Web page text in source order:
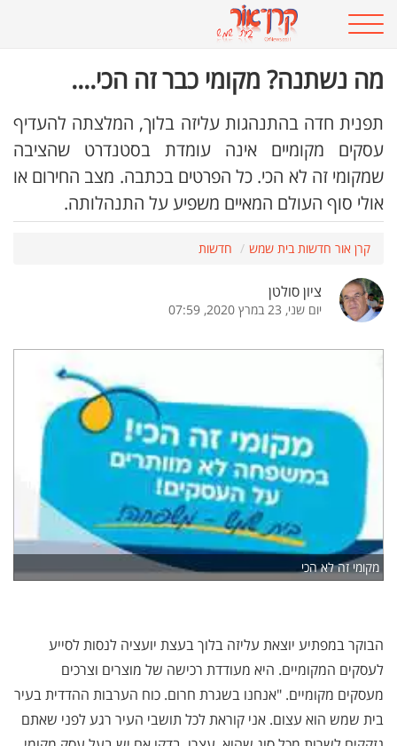
מה נשתנה? מקומי כבר זה הכי....
תפנית חדה בהתנהגות עליזה בלוך, המלצתה להעדיף
עסקים מקומיים אינה עומדת בסטנדרט שהציבה
שמקומי זה לא הכי. כל הפרטים בכתבה. מצב החירום או
אולי סוף העולם המאיים משפיע על התנהלותה.
קרן אור חדשות בית שמש חדשות
ציון סולטן
יום שני, 23 במרץ 2020, 07:59
מקומי זה לא הכי
הבוקר במפתיע יוצאת עליזה בלוך בעצת יועציה לנסות לסייע
לעסקים המקומיים. היא מעודדת רכישה של מוצרים וצרכים
מעסקים מקומיים. "אנחנו בשגרת חרום. כוח הערבות ההדדית בעיר
בית שמש הוא עצום. אני קוראת לכל תושבי העיר רגע לפני שאתם